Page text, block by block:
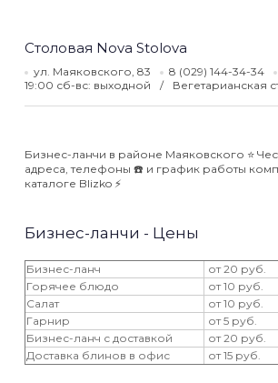
Столовая Nova Stolova
ул. Маяковского, 83 8 (029) 144-34-34
19:00 сб-вс: выходной
Вегетарианская
Бизнес-ланчи в районе Маяковского ⭐️
адреса, телефоны ☎️ и график работы
каталоге Blizko ⚡️
Бизнес-ланчи - Цены
Бизнес-ланч
от 20 руб.
Горячее блюдо
от 10 руб.
Салат
от 10 руб.
Гарнир
от 5 руб.
Бизнес-ланч с доставкой
от 20 руб.
Доставка блинов в офис
от 15 руб.